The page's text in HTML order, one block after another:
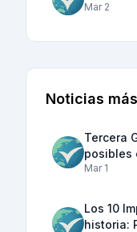
Mar 2
Noticias
Tercera
posibles
Mar 1
Los 10
historia: